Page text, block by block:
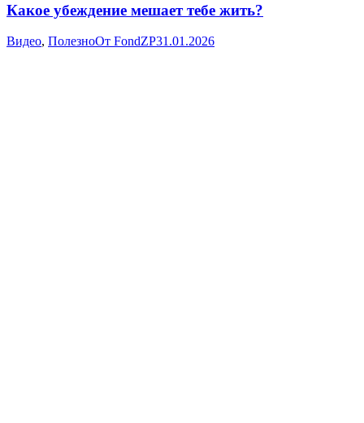
Какое убеждение мешает тебе жить?
Видео, ПолезноОт FondZP31.01.2026